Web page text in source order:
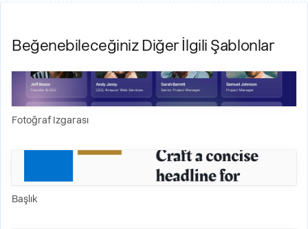
Beğenebileceğiniz Diğer İlgili Şablonlar
Fotoğraf Izgarası
Başlık